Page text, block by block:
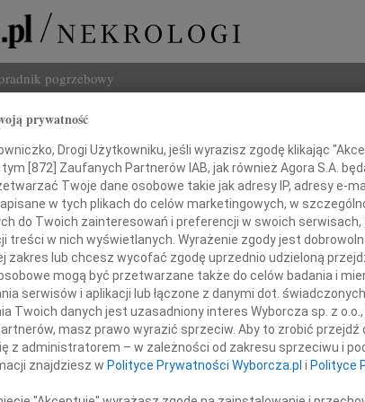
pogrzebowy
Kloza
Rok temu odeszła wspaniała Żona i Matka
prywatność
Drogi Użytkowniku, jeśli wyrazisz zgodę klikając
tym [872] Zaufanych Partnerów IAB, jak również Agora S.A.
Twoje dane osobowe takie jak adresy IP, adresy e-
w tych plikach do celów marketingowych, w
do Twoich zainteresowań i preferencji w swoich serwisach,
treści w nich wyświetlanych. Wyrażenie zgody jest
zakres lub chcesz wycofać zgodę uprzednio udzieloną
mogą być przetwarzane także do celów badania i
serwisów i aplikacji lub łączone z danymi dot.
Twoich danych jest uzasadniony interes Wyborcza sp. z o.o.,
masz prawo wyrazić sprzeciw. Aby to zrobić przejdź
z administratorem – w zależności od zakresu sprzeciwu i
znajdziesz w Polityce Prywatności Wyborcza.pl i Polityce